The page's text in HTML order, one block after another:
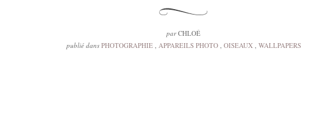
parCHLOÉ
publié dans PHOTOGRAPHIE, APPAREILS PHOTO, OISEAUX, WALLPAPERS